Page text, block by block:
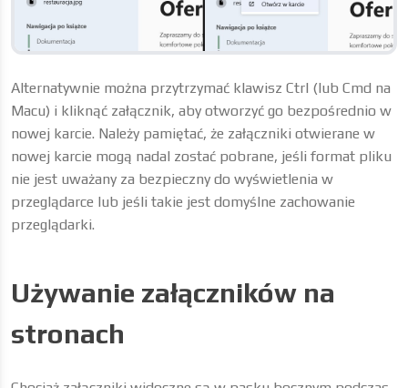
Alternatywnie można przytrzymać klawisz Ctrl (lub Cmd na
Macu) i kliknąć załącznik, aby otworzyć go bezpośrednio w
nowej karcie. Należy pamiętać, że załączniki otwierane w
nowej karcie mogą nadal zostać pobrane, jeśli format pliku
nie jest uważany za bezpieczny do wyświetlenia w
przeglądarce lub jeśli takie jest domyślne zachowanie
przeglądarki.
Używanie załączników na
stronach